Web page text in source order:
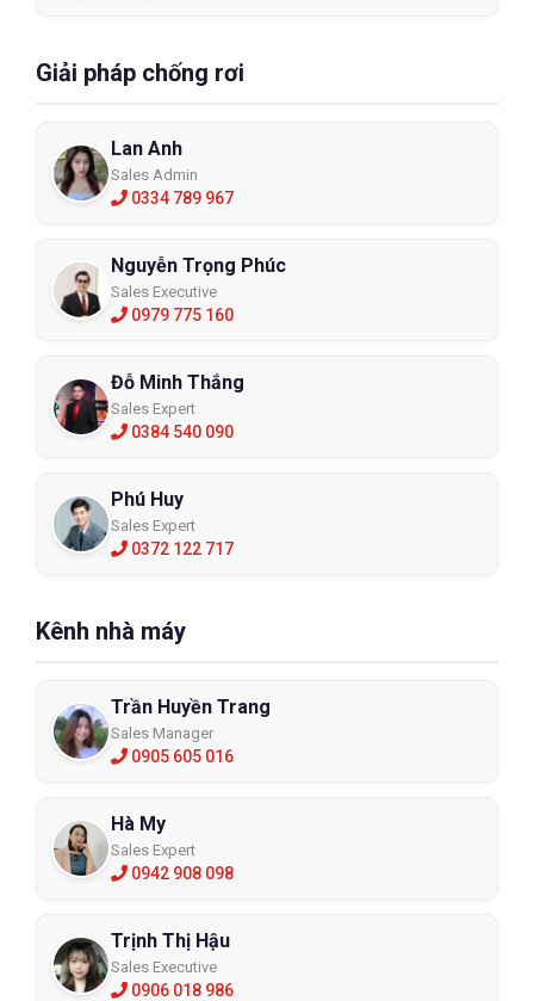
Giải pháp chống rơi
Lan Anh
Sales Admin
0334 789 967
Nguyễn Trọng Phúc
Sales Executive
0979 775 160
Đỗ Minh Thắng
Sales Expert
0384 540 090
Phú Huy
Sales Expert
0372 122 717
Kênh nhà máy
Trần Huyền Trang
Sales Manager
0905 605 016
Hà My
Sales Expert
0942 908 098
Trịnh Thị Hậu
Sales Executive
0906 018 986